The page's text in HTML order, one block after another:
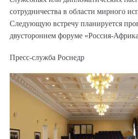
сотрудничества в области мирного
Следующую встречу планируется
двустороннем форуме «Россия-
Пресс-служба Роснедр